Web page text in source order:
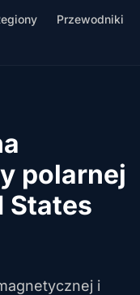
Przewodniki
polarnej
States
i